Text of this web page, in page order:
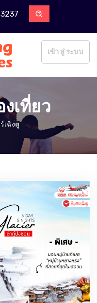
เข้า สู่ ระบบ
เที่ยว
เฉิงตู